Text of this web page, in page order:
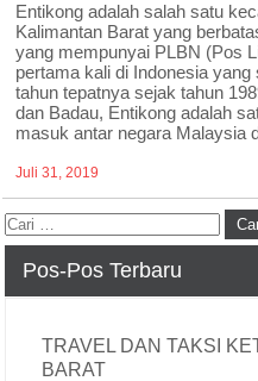
Entikong adalah salah satu
Kalimantan Barat yang
yang mempunyai PLBN (Pos
pertama kali di Indonesia
tahun tepatnya sejak tahun
dan Badau, Entikong adalah
masuk antar negara Malaysia
Juli 31, 2019
Pos-Pos Terbaru
TRAVEL DAN TAKSI
BARAT